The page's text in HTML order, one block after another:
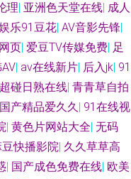
系列 爱豆午夜福利影院 一级
本人人插 韩日一区二区三卡
理| 亚洲色天堂在线| 成人
乐91豆花| AV音影先锋|
页| 爱豆TV传媒免费| 足
| av在线新片| 后入jk| 91
超碰日熟在线| 青青草自拍
国产精品爱久久| 91在线视
| 黄色片网站大全| 无码
豆快播影院| 久久草草高
| 国产成色免费在线| 欧美